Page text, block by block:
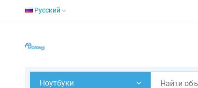
Русский
Ноутбуки